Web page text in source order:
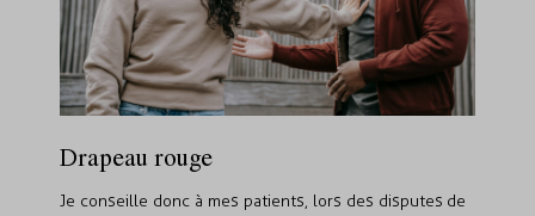
Drapeau rouge
Je conseille donc à mes patients, lors des disputes de